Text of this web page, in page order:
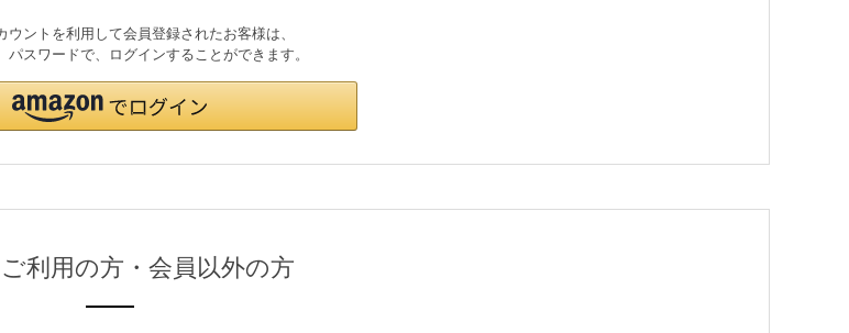
ウントを利用して会員登録されたお客様は、
パスワードで、ログインすることができます。
利用の方・会員以外の方